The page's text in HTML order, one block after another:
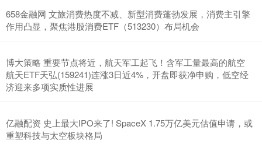
658金融网 文旅消费热度不减、新型消费蓬勃发展，消费主引擎
作用凸显，聚焦港股消费ETF（513230）布局机会
博大策略 重要节点将近，航天军工起飞！含军工量最高的航空
航天ETF天弘(159241)连涨3日近4%，开盘即获净申购，低空经
济迎来多项实质性进展
亿融配资 史上最大IPO来了! SpaceX 1.75万亿美元估值申请，或
重塑科技与太空板块格局